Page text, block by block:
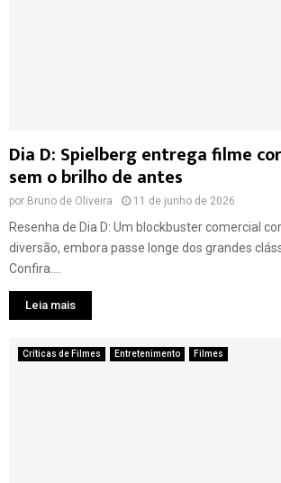
Dia D: Spielberg entrega filme
sem o brilho de antes
por Bruno de Oliveira 11 de junho de 2026
Resenha de Dia D: Um blockbuster comercial
diversão, embora passe longe dos grandes
Confira....
Leia mais
Críticas de Filmes Entretenimento Filmes